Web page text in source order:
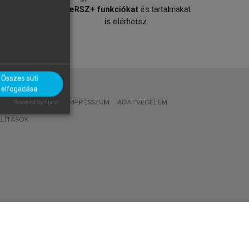
MeRSZ+ funkciókat és tartalmakat
is elérhetsz.
IRÁNYELVEK IMPRESSZUM ADATVÉDELEM
Összes süti
elfogadása
Powered by Klaro!